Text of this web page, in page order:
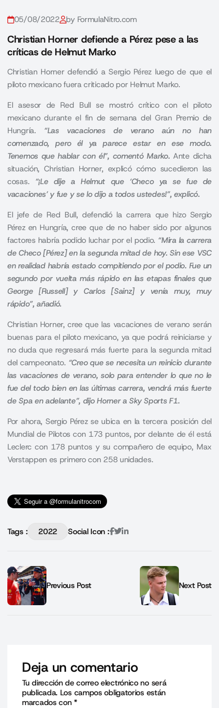
05/08/2022 by FormulaNitro.com
Christian Horner defiende a Pérez pese a las
críticas de Helmut Marko
Christian Horner defendió a Sergio Pérez luego de que el
piloto mexicano fuera criticado por Helmut Marko.
El asesor de Red Bullse mostró crítico con el piloto
mexicano durante el fin de semana del Gran Premio de
Hungría. “Las vacaciones de verano aún no han
comenzado, pero él ya parece estar en ese modo.
Tenemos que hablar con él”, comentó Marko.Ante dicha
situación, Christian Horner, explicó cómo sucedieron las
cosas. “¡Le dije a Helmut que ‘Checo ya se fue de
vacaciones’ y fue y se lo dijo a todos ustedes!”, explicó.
El jefe de Red Bull, defendió la carrera que hizo Sergio
Pérez en Hungría, cree que de no haber sido por algunos
factores habría podido luchar por el podio. “Mira la carrera
de Checo [Pérez] en la segunda mitad de hoy. Sin ese VSC
en realidad habría estado compitiendo por el podio. Fue un
segundo por vuelta más rápido en las etapas finales que
George [Russell] y Carlos [Sainz] y venía muy, muy
rápido”, añadió.
Christian Horner, cree que las vacaciones de verano serán
buenas para el piloto mexicano, ya que podrá reiniciarse y
no duda que regresará más fuerte para la segunda mitad
del campeonato. “Creo que se necesita un reinicio durante
las vacaciones de verano, solo para entender lo que no le
fue del todo bien en las últimas carrera, vendrá más fuerte
de Spa en adelante”, dijo Horner a Sky Sports F1.
Por ahora, Sergio Pérez se ubica en la tercera posición del
Mundial de Pilotos con 173 puntos, por delante de él está
Leclerc con 178 puntos y su compañero de equipo, Max
Verstappen es primero con 258 unidades.
Tags : 2022 Social Icon :
Previous Post Next Post
Deja un comentario
Tu dirección de correo electrónico no será
publicada. Los campos obligatorios están
marcados con*